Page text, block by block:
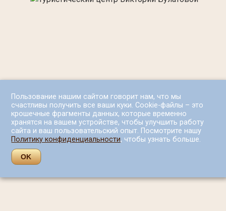
Пользование нашим сайтом говорит нам, что мы
счастливы получить все ваши куки. Cookie-файлы – это
крошечные фрагменты данных, которые временно
хранятся на вашем устройстве, чтобы улучшить работу
сайта и ваш пользовательский опыт. Посмотрите нашу
Политику конфиденциальности, чтобы узнать больше.
OK